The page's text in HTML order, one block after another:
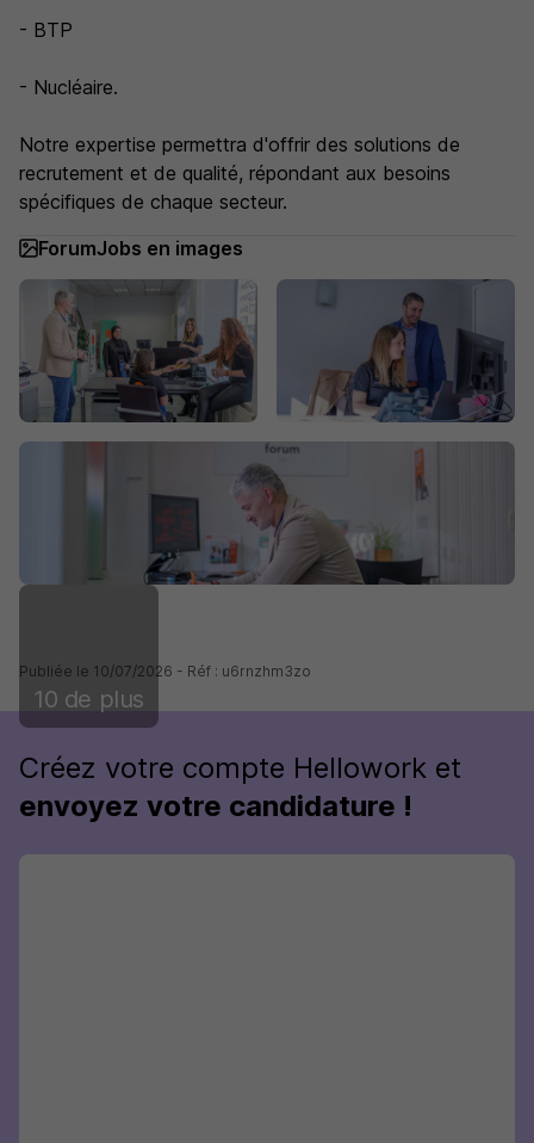
- BTP
- Nucléaire.
Notre expertise permettra d'offrir des solutions de
recrutement et de qualité, répondant aux besoins
spécifiques de chaque secteur.
ForumJobs en images
10 de plus
Publiée le 10/07/2026 - Réf : u6rnzhm3zo
Créez votre compte Hellowork et
envoyez votre candidature !